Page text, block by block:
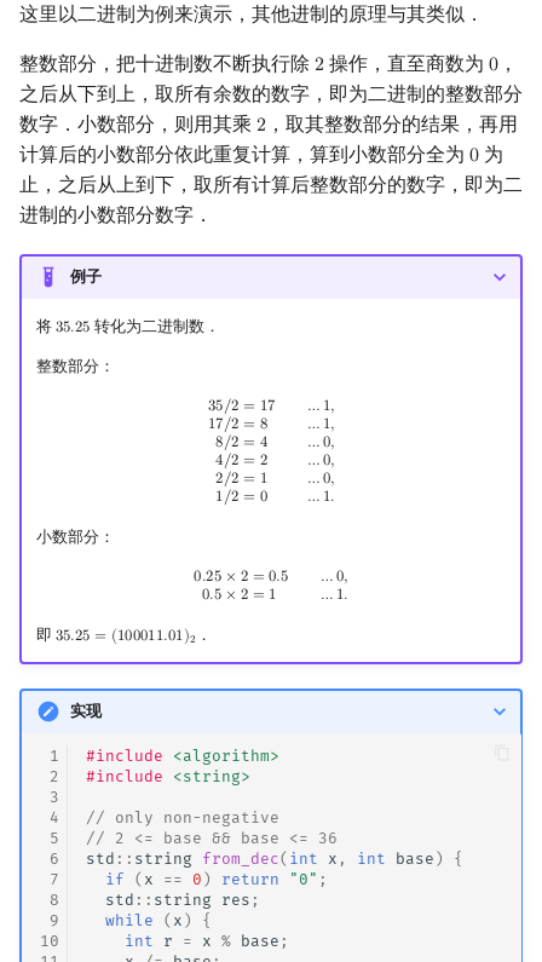
莫比乌斯反演
杜教筛
Powerful Number 筛
Min_25 筛
Stern–Brocot 树与 Farey 序列
二次域
Pell 方程
手指树
霍夫曼树
网络流
图的匹配
Prüfer 序列
矩阵树定理
这里以二进制为例来演示，其他进制的原理与其类似．
整数部分，把十进制数不断执行除 2
2 操作，直至商数为 0
0 ，
之后从下到上，取所有余数的数字，即为二进制的整数部分
数字．小数部分，则用其乘 2
2 ，取其整数部分的结果，再用
计算后的小数部分依此重复计算，算到小数部分全为 0
0 为
止，之后从上到下，取所有计算后整数部分的数字，即为二
进制的小数部分数字．
例子
将 35.25
35.25 转化为二进制数．
整数部分：
35/2 = 17 … 1,
17/2 = 8 … 1,
8/2 = 4 …0,
4/2 = 2 …0,
2/2 = 1 …0,
1/2 = 0 … 1.
1,8/2 =4 …0 =2…0
小数部分：
0.25 × 2 = 0.5 …0,
0.5 × 2 = 1 … 1.
0.25× 2= 0.5…0,0.5 =1…1.
即 35.25 = (100011.01)2
35.25= (100011.01)2 ．
实现
1
2
3
4
5
6
7
8
9
10
#include
<algorithm>
#include
<string>
// only non-negative
// 2 <= base && base <= 36
std :: string from_dec( int x , int base )
{
if
( x == 0 ) return "0" ;
std :: string res ;
while
( x )
{
int
r = x % base ;